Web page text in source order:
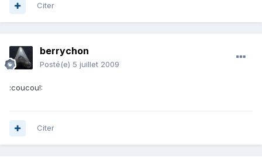
Citer
berrychon
Posté(e) 5 juillet 2009
:coucou!:
Citer